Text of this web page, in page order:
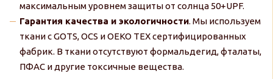
максимальным уровнем защиты от солнца 50+UPF.
Гарантия качества и экологичности. Мы используем
ткани с GOTS, OCS и OEKO TEX сертифицированных
фабрик. В ткани отсутствуют формальдегид, фталаты,
ПФАС и другие токсичные вещества.